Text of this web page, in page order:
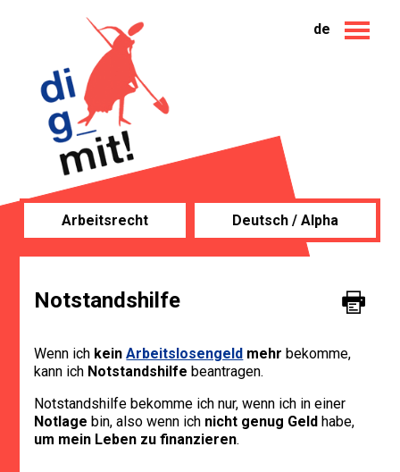
de
Arbeitsrecht Deutsch / Alpha
Notstandshilfe
Wenn ich keinArbeitslosengeld mehr bekomme,
kann ich Notstandshilfe beantragen.
Notstandshilfe bekomme ich nur, wenn ich in einer
Notlage bin, also wenn ich nicht genug Geld habe,
um mein Leben zu finanzieren.